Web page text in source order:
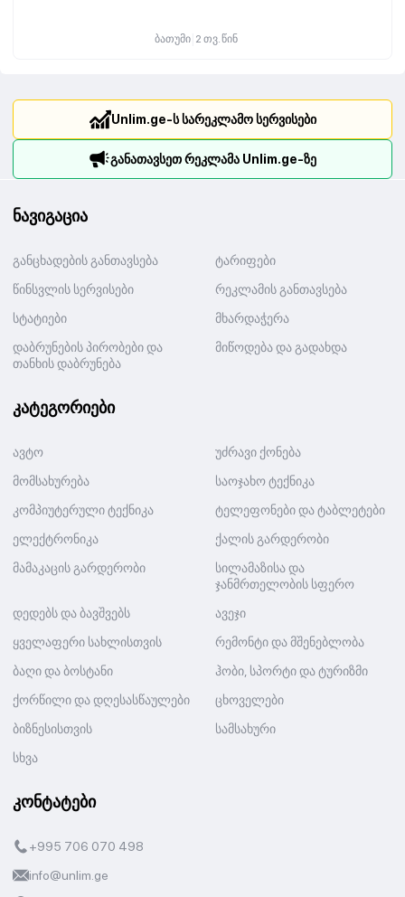
ბათუმი 2 თვ. წინ
Unlim.ge-ს სარეკლამო სერვისები
განათავსეთ რეკლამა Unlim.ge-ზე
ნავიგაცია
განცხადების განთავსება
ტარიფები
წინსვლის სერვისები
რეკლამის განთავსება
სტატიები
მხარდაჭერა
დაბრუნების პირობები და
თანხის დაბრუნება
მიწოდება და გადახდა
კატეგორიები
ავტო
უძრავი ქონება
მომსახურება
საოჯახო ტექნიკა
კომპიუტერული ტექნიკა
ტელეფონები და ტაბლეტები
ელექტრონიკა
ქალის გარდერობი
მამაკაცის გარდერობი
სილამაზისა და
ჯანმრთელობის სფერო
დედებს და ბავშვებს
ავეჯი
ყველაფერი სახლისთვის
რემონტი და მშენებლობა
ბაღი და ბოსტანი
ჰობი, სპორტი და ტურიზმი
ქორწილი და დღესასწაულები
ცხოველები
ბიზნესისთვის
სამსახური
სხვა
კონტატები
+995 706 070 498
info@unlim.ge